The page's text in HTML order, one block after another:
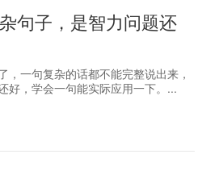
句子，是智力问题还
，一句复杂的话都不能完整说出来，
好，学会一句能实际应用一下。...